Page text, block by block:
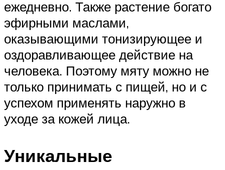
ежедневно. Также растение богато
эфирными маслами,
оказывающими тонизирующее и
оздоравливающее действие на
человека. Поэтому мяту можно не
только принимать с пищей, но и с
успехом применять наружно в
уходе за кожей лица.
Уникальные